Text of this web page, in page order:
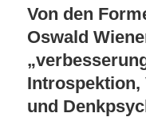
Von den
Oswald
und